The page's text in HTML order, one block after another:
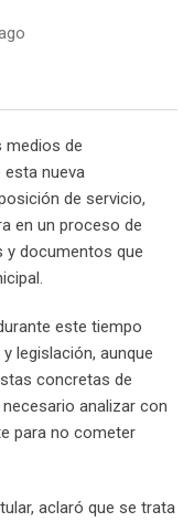
medios de
esta nueva
de servicio,
en un proceso de
y documentos que
este tiempo
legislación, aunque
concretas de
analizar con
para no cometer
aclaró que se trata